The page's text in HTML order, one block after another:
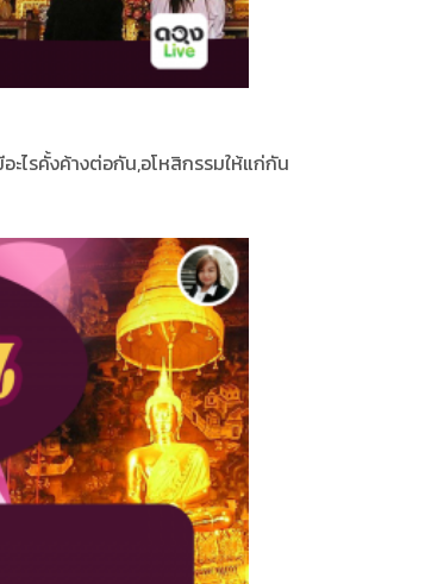
ไรคั้งค้างต่อกัน,อโหสิกรรมให้แก่กัน